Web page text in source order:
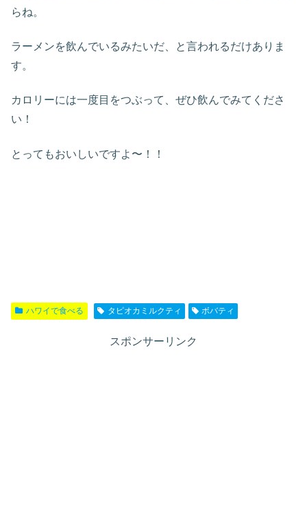
らね。
ラーメンを飲んでいるみたいだ、と言われるだけありま
す。
カロリーには一度目をつぶって、ぜひ飲んでみてくださ
い！
とってもおいしいですよ〜！！
ハワイで食べる タピオカミルクティ ボバティ
スポンサーリンク